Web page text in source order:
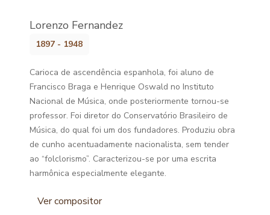
Lorenzo Fernandez
1897 - 1948
Carioca de ascendência espanhola, foi aluno de
Francisco Braga e Henrique Oswald no Instituto
Nacional de Música, onde posteriormente tornou-se
professor. Foi diretor do Conservatório Brasileiro de
Música, do qual foi um dos fundadores. Produziu obra
de cunho acentuadamente nacionalista, sem tender
ao “folclorismo”. Caracterizou-se por uma escrita
harmônica especialmente elegante.
Ver compositor